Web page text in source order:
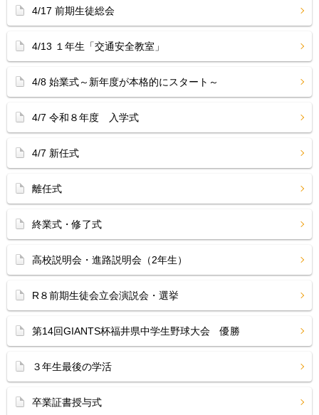
4/17 前期生徒総会
4/13 １年生「交通安全教室」
4/8 始業式～新年度が本格的にスタート～
4/7 令和８年度 入学式
4/7 新任式
離任式
終業式・修了式
高校説明会・進路説明会（2年生）
R８前期生徒会立会演説会・選挙
第14回GIANTS杯福井県中学生野球大会 優勝
３年生最後の学活
卒業証書授与式